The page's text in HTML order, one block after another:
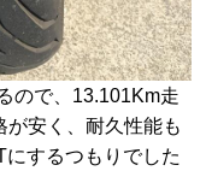
ので、13.101Km走
安く、耐久性能も
するつもりでした